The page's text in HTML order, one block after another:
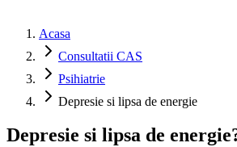
Acasa
Consultatii CAS
Psihiatrie
Depresie si lipsa de energie
Depresie si lipsa de